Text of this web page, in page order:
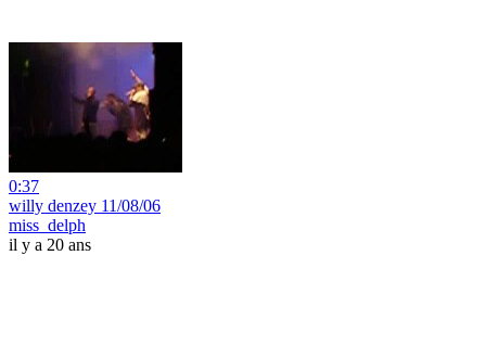
0:37
willy denzey 11/08/06
miss_delph
il y a 20 ans